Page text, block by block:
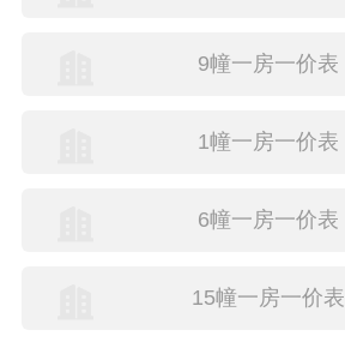
9幢一房一价表
1幢一房一价表
6幢一房一价表
15幢一房一价表